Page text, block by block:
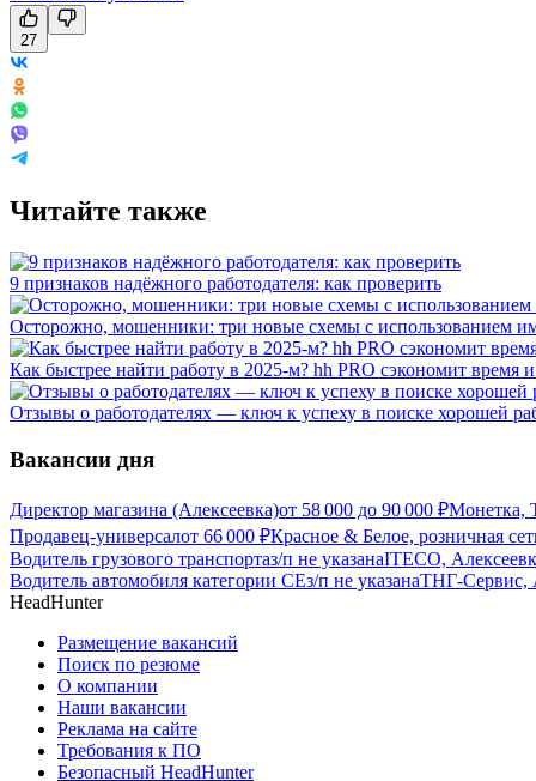
27
Читайте также
9 признаков надёжного работодателя: как проверить
Осторожно, мошенники: три новые схемы с использованием
Как быстрее найти работу в 2025-м? hh PRO сэкономит время
Отзывы о работодателях — ключ к успеху в поиске хорошей
Вакансии дня
Директор магазина (Алексеевка)от 58 000 до 90 000 ₽Монетка,
Продавец-универсалот 66 000 ₽Красное & Белое, розничная
Водитель грузового транспортаз/п не указанаITECO,
Водитель автомобиля категории CЕз/п не указанаТНГ-Сервис,
HeadHunter
Размещение вакансий
Поиск по резюме
О компании
Наши вакансии
Реклама на сайте
Требования к ПО
Безопасный HeadHunter